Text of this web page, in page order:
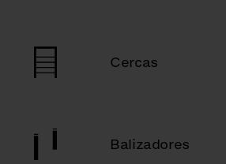
Cercas
Balizadores